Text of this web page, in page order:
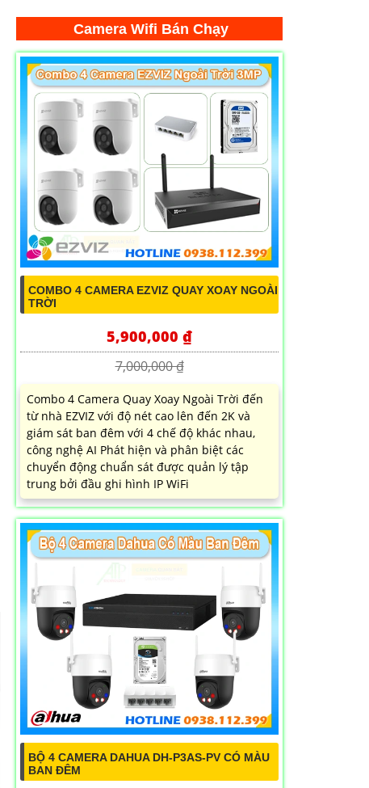
Camera Wifi Bán Chạy
COMBO 4 CAMERA EZVIZ QUAY XOAY NGOÀI
TRỜI
5,900,000 ₫
7,000,000 ₫
Combo 4 Camera Quay Xoay Ngoài Trời đến
từ nhà EZVIZ với độ nét cao lên đến 2K và
giám sát ban đêm với 4 chế độ khác nhau,
công nghệ AI Phát hiện và phân biệt các
chuyển động chuẩn sát được quản lý tập
trung bởi đầu ghi hình IP WiFi
BỘ 4 CAMERA DAHUA DH-P3AS-PV CÓ MÀU
BAN ĐÊM